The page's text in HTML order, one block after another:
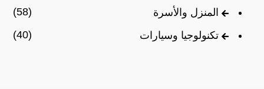
المنزل والأسرة
(58)
تكنولوجيا وسيارات
(40)